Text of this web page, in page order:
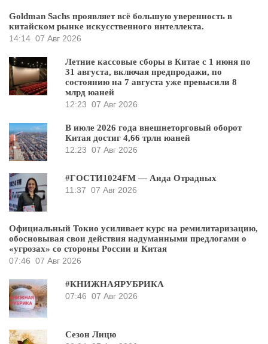
Goldman Sachs проявляет всё большую уверенность в
китайском рынке искусственного интеллекта.
14:14 07 Авг 2026
Летние кассовые сборы в Китае с 1 июня по
31 августа, включая предпродажи, по
состоянию на 7 августа уже превысили 8
млрд юаней
12:23 07 Авг 2026
В июле 2026 года внешнеторговый оборот
Китая достиг 4,66 трлн юаней
12:23 07 Авг 2026
#ГОСТИ1024FM — Аида Отрадных
11:37 07 Авг 2026
Официальный Токио усиливает курс на ремилитаризацию,
обосновывая свои действия надуманными предлогами о
«угрозах» со стороны России и Китая
07:46 07 Авг 2026
#КНИЖНАЯРУБРИКА
07:46 07 Авг 2026
Сезон Лицю